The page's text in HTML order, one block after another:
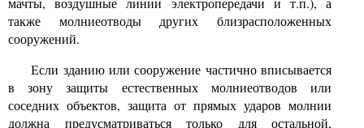
также молниеотводы других близрасположенных
сооружений.
Если зданию или сооружение частично вписывается
в зону защиты естественных молниеотводов или
соседних объектов, защита от прямых ударов молнии
должна предусматриваться только для остальной,